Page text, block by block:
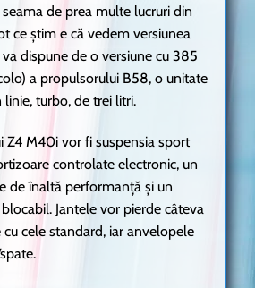
de prea multe lucruri din
ce știm e că vedem versiunea
dispune de o versiune cu 385
a propulsorului B58, o unitate
linie, turbo, de trei litri.
Z4 M40i vor fi suspensia sport
controlate electronic, un
de înaltă performanță și un
Jantele vor pierde câteva
cele standard, iar anvelopele